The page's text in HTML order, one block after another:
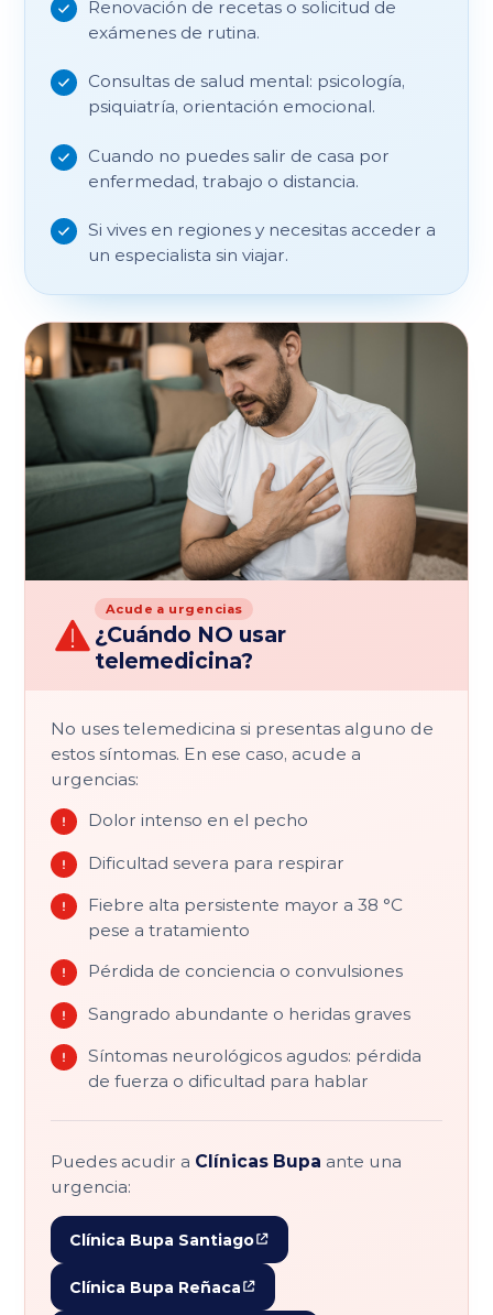
Renovación de recetas o solicitud de
exámenes de rutina.
Consultas de salud mental: psicología,
psiquiatría, orientación emocional.
Cuando no puedes salir de casa por
enfermedad, trabajo o distancia.
Si vives en regiones y necesitas acceder a
un especialista sin viajar.
Acude a urgencias
¿Cuándo NO usar
telemedicina?
No uses telemedicina si presentas alguno de
estos síntomas. En ese caso, acude a
urgencias:
Dolor intenso en el pecho
Dificultad severa para respirar
Fiebre alta persistente mayor a 38 °C
pese a tratamiento
Pérdida de conciencia o convulsiones
Sangrado abundante o heridas graves
Síntomas neurológicos agudos: pérdida
de fuerza o dificultad para hablar
Puedes acudir a Clínicas Bupa ante una
urgencia:
Clínica Bupa Santiago
Clínica Bupa Reñaca